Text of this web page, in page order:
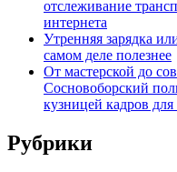
отслеживание
интернета
Утренняя зарядка
самом деле полезнее
От мастерской до
Сосновоборский
кузницей кадров
Рубрики